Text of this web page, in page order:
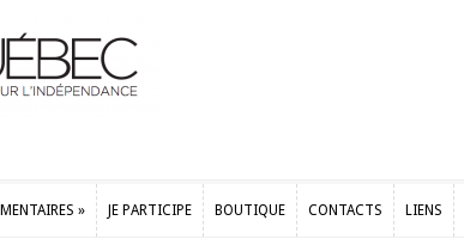
» JE PARTICIPE BOUTIQUE CONTACTS LIENS